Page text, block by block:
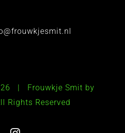
| Frouwkje Smit by
Reserved